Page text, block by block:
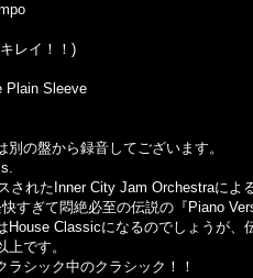
レイ！！)
Plain Sleeve
の盤から録音してございます。
されたInner City Jam Orchestraによ
すぎて悶絶必至の伝説の『Piano
House Classicになるのでしょうが、
上です。
ラシック中のクラシック！！